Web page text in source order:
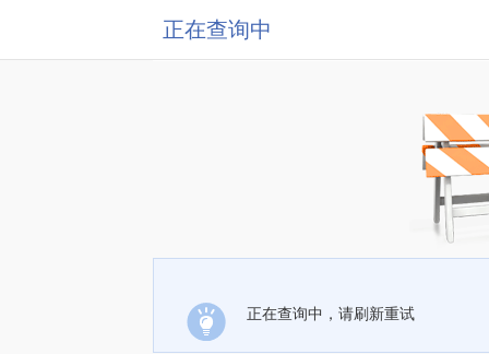
正在查询中
正在查询中，请刷新重试